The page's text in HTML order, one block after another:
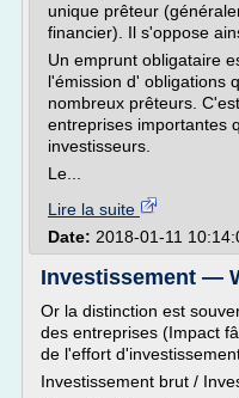
unique prêteur
financier). Il s'oppose
Un emprunt obligataire
l'émission d' obligations
nombreux prêteurs.
entreprises importantes
investisseurs.
Le...
Lire la suite
Date: 2018-01-11
Investissement —
Or la distinction est
des entreprises (Impact
de l'effort
Investissement brut /